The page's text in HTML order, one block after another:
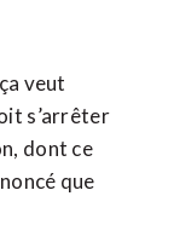
veut
s’arrêter
dont ce
que